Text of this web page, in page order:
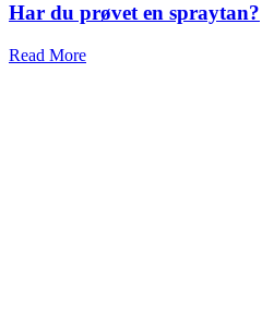
Har du prøvet en spraytan?
Read More